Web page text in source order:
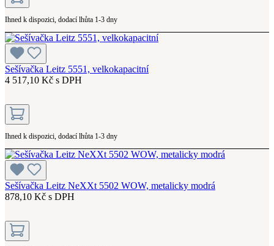
Ihned k dispozici, dodací lhůta 1-3 dny
Sešívačka Leitz 5551, velkokapacitní
4 517,10 Kč s DPH
Ihned k dispozici, dodací lhůta 1-3 dny
Sešívačka Leitz NeXXt 5502 WOW, metalicky modrá
878,10 Kč s DPH